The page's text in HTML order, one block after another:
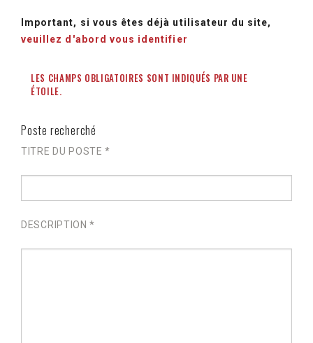
Important, si vous êtes déjà utilisateur du site,
veuillez d'abord vous identifier
LES CHAMPS OBLIGATOIRES SONT INDIQUÉS PAR UNE
ÉTOILE.
Poste recherché
TITRE DU POSTE *
DESCRIPTION *